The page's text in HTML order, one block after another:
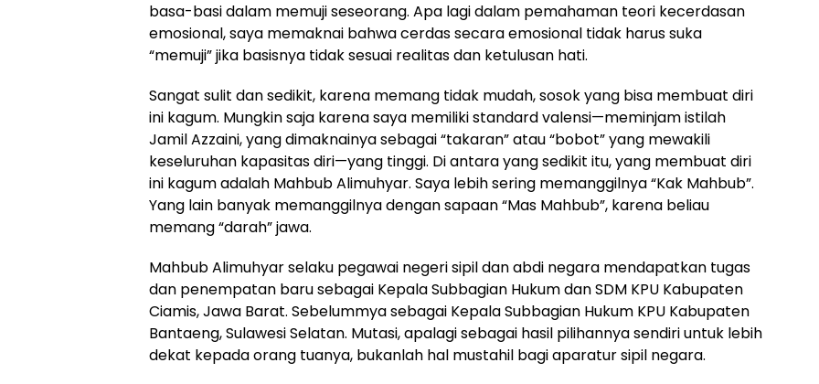
basa-basi dalam memuji seseorang. Apa lagi dalam pemahaman teori kecerdasan
emosional, saya memaknai bahwa cerdas secara emosional tidak harus suka
“memuji” jika basisnya tidak sesuai realitas dan ketulusan hati.
Sangat sulit dan sedikit, karena memang tidak mudah, sosok yang bisa membuat diri
ini kagum. Mungkin saja karena saya memiliki standard valensi—meminjam istilah
Jamil Azzaini, yang dimaknainya sebagai “takaran” atau “bobot” yang mewakili
keseluruhan kapasitas diri—yang tinggi. Di antara yang sedikit itu, yang membuat diri
ini kagum adalah Mahbub Alimuhyar. Saya lebih sering memanggilnya “Kak Mahbub”.
Yang lain banyak memanggilnya dengan sapaan “Mas Mahbub”, karena beliau
memang “darah” jawa.
Mahbub Alimuhyar selaku pegawai negeri sipil dan abdi negara mendapatkan tugas
dan penempatan baru sebagai Kepala Subbagian Hukum dan SDM KPU Kabupaten
Ciamis, Jawa Barat. Sebelummya sebagai Kepala Subbagian Hukum KPU Kabupaten
Bantaeng, Sulawesi Selatan. Mutasi, apalagi sebagai hasil pilihannya sendiri untuk lebih
dekat kepada orang tuanya, bukanlah hal mustahil bagi aparatur sipil negara.